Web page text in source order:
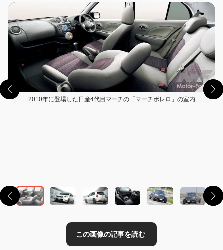
2010年に登場した日産4代目マーチの「マーチボレロ」の室内